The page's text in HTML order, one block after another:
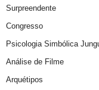
Surpreendente
Congresso
Psicologia Simbólica
Análise de Filme
Arquétipos